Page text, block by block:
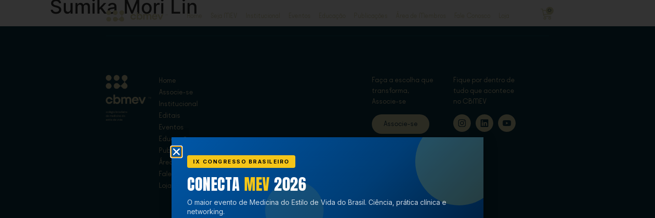
Home
0
Sumika Mori Lin
Home
Associe-se
Institucional
Editais
Eventos
Educação
Publicações
Área de Membros
Fale Conosco
Loja
Faça a escolha que
transforma,
Associe-se
Associe-se
Fique por dentro de
tudo que acontece
no CBMEV
IX CONGRESSO BRASILEIRO
CONECTA MEV 2026
O maior evento de Medicina do Estilo de Vida do Brasil. Ciência, prática clínica e
networking.